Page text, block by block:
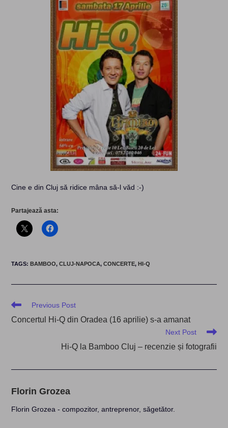
Cine e din Cluj să ridice mâna să-l văd :-)
Partajează asta:
TAGS:BAMBOO, CLUJ-NAPOCA, CONCERTE, HI-Q
Read
articles
Previous Post
Concertul Hi-Q din Oradea (16 aprilie) s-a amanat
Next Post
Hi-Q la Bamboo Cluj – recenzie și fotografii
Florin Grozea
Florin Grozea - compozitor, antreprenor, săgetător.